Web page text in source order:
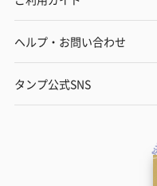
ヘルプ・お問い合わせ
タンプ公式SNS